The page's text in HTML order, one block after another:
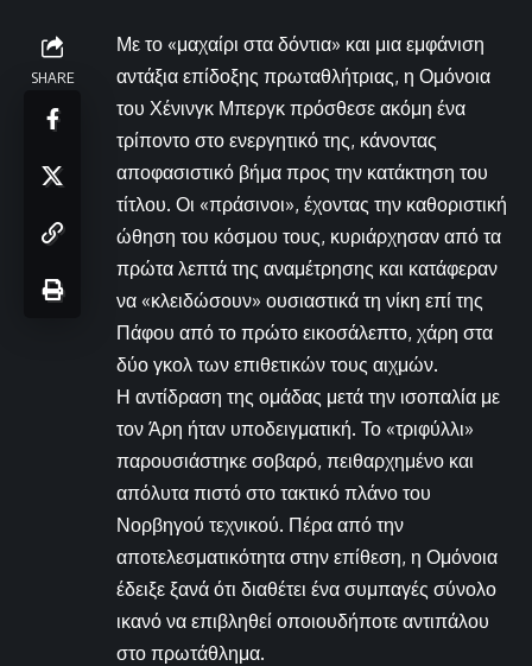
SHARE
Με το «μαχαίρι στα δόντια» και μια εμφάνιση
αντάξια επίδοξης πρωταθλήτριας, η Ομόνοια
του Χένινγκ Μπεργκ πρόσθεσε ακόμη ένα
τρίποντο στο ενεργητικό της, κάνοντας
αποφασιστικό βήμα προς την κατάκτηση του
τίτλου. Οι «πράσινοι», έχοντας την καθοριστική
ώθηση του κόσμου τους, κυριάρχησαν από τα
πρώτα λεπτά της αναμέτρησης και κατάφεραν
να «κλειδώσουν» ουσιαστικά τη νίκη επί της
Πάφου από το πρώτο εικοσάλεπτο, χάρη στα
δύο γκολ των επιθετικών τους αιχμών.
Η αντίδραση της ομάδας μετά την ισοπαλία με
τον Άρη ήταν υποδειγματική. Το «τριφύλλι»
παρουσιάστηκε σοβαρό, πειθαρχημένο και
απόλυτα πιστό στο τακτικό πλάνο του
Νορβηγού τεχνικού. Πέρα από την
αποτελεσματικότητα στην επίθεση, η Ομόνοια
έδειξε ξανά ότι διαθέτει ένα συμπαγές σύνολο
ικανό να επιβληθεί οποιουδήποτε αντιπάλου
στο πρωτάθλημα.